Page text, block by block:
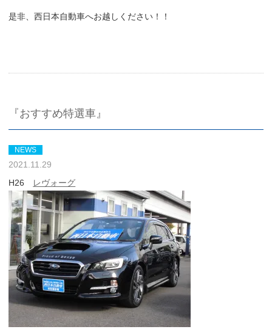
是非、西日本自動車へお越しください！！
『おすすめ特選車』
NEWS
2021.11.29
H26
レヴォーグ